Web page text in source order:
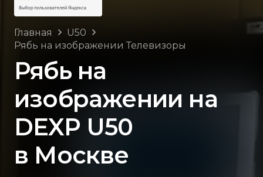
Главная
U50
Рябь на изображении Телевизоры
Рябь на
изображении на
DEXP U50
в Москве